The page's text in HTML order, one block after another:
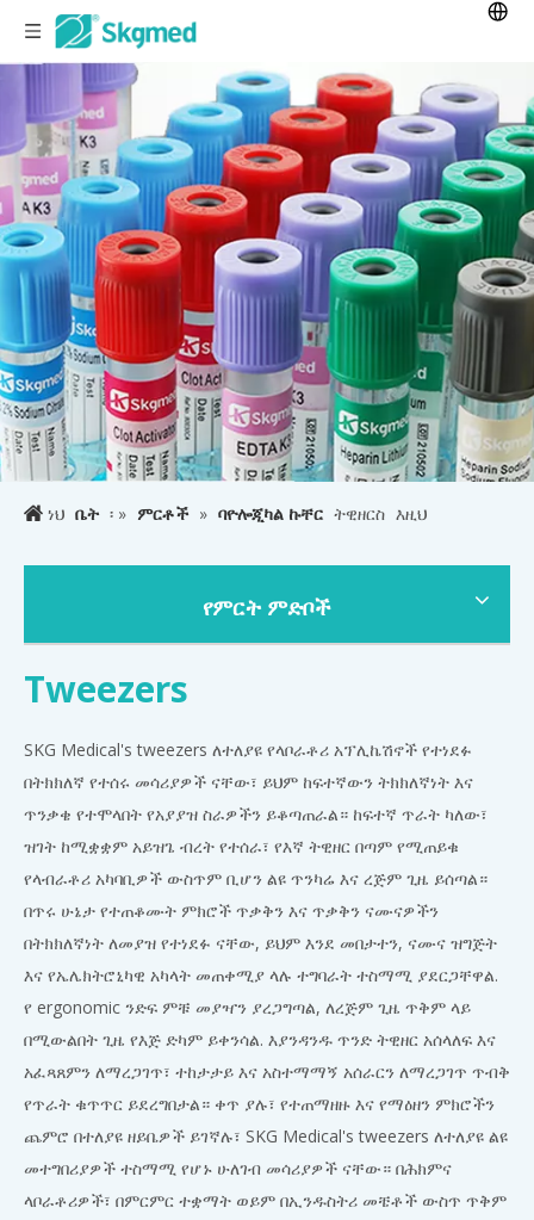
ነህ ቤት ፡ » ምርቶች » ባዮሎጂካል ኩቸር ትዊዘርስ እዚህ
የምርት ምድቦች
Tweezers
SKG Medical's tweezers ለተለያዩ የላቦራቶሪ አፕሊኬሽኖች የተነደፉ
በትክክለኛ የተሰሩ መሳሪያዎች ናቸው፣ ይህም ከፍተኛውን ትክክለኛነት እና
ጥንቃቄ የተሞላበት የአያያዝ ስራዎችን ይቆጣጠራል። ከፍተኛ ጥራት ካለው፣
ዝገት ከሚቋቋም አይዝጌ ብረት የተሰራ፣ የእኛ ትዊዘር በጣም የሚጠይቁ
የላብራቶሪ አካባቢዎች ውስጥም ቢሆን ልዩ ጥንካሬ እና ረጅም ጊዜ ይሰጣል።
በጥሩ ሁኔታ የተጠቆሙት ምክሮች ጥቃቅን እና ጥቃቅን ናሙናዎችን
በትክክለኛነት ለመያዝ የተነደፉ ናቸው, ይህም እንደ መበታተን, ናሙና ዝግጅት
እና የኤሌክትሮኒካዊ አካላት መጠቀሚያ ላሉ ተግባራት ተስማሚ ያደርጋቸዋል.
የ ergonomic ንድፍ ምቹ መያዣን ያረጋግጣል, ለረጅም ጊዜ ጥቅም ላይ
በሚውልበት ጊዜ የእጅ ድካም ይቀንሳል. እያንዳንዱ ጥንድ ትዊዘር አሰላለፍ እና
አፈጻጸምን ለማረጋገጥ፣ ተከታታይ እና አስተማማኝ አሰራርን ለማረጋገጥ ጥብቅ
የጥራት ቁጥጥር ይደረግበታል። ቀጥ ያሉ፣ የተጠማዘዙ እና የማዕዘን ምክሮችን
ጨምሮ በተለያዩ ዘይቤዎች ይገኛሉ፣ SKG Medical's tweezers ለተለያዩ ልዩ
መተግበሪያዎች ተስማሚ የሆኑ ሁለገብ መሳሪያዎች ናቸው። በሕክምና
ላቦራቶሪዎች፣ በምርምር ተቋማት ወይም በኢንዱስትሪ መቼቶች ውስጥ ጥቅም